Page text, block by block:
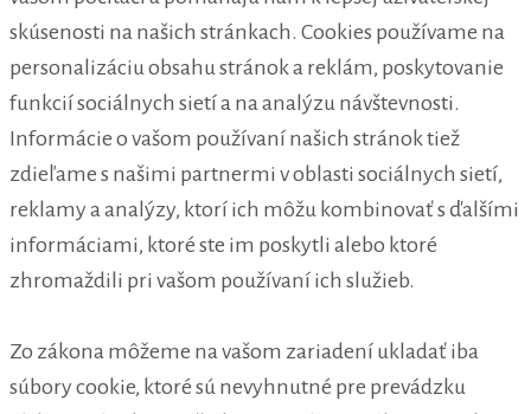
skúsenosti na našich stránkach. Cookies používame na
personalizáciu obsahu stránok a reklám, poskytovanie
funkcií sociálnych sietí a na analýzu návštevnosti.
Informácie o vašom používaní našich stránok tiež
zdieľame s našimi partnermi v oblasti sociálnych sietí,
reklamy a analýzy, ktorí ich môžu kombinovať s ďalšími
informáciami, ktoré ste im poskytli alebo ktoré
zhromaždili pri vašom používaní ich služieb.
Zo zákona môžeme na vašom zariadení ukladať iba
súbory cookie, ktoré sú nevyhnutné pre prevádzku